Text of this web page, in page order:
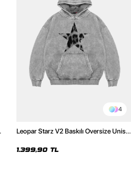
4
Leopar Starz V2 Baskılı Oversize Unisex
1.399,90 TL